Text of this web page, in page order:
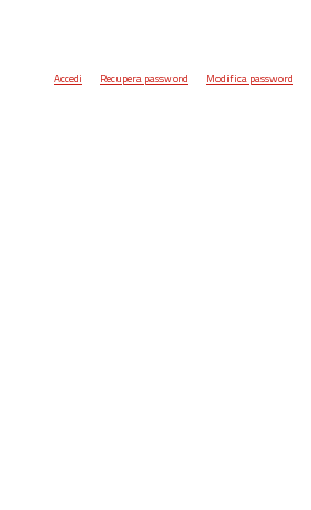
Accedi Recupera password Modifica password